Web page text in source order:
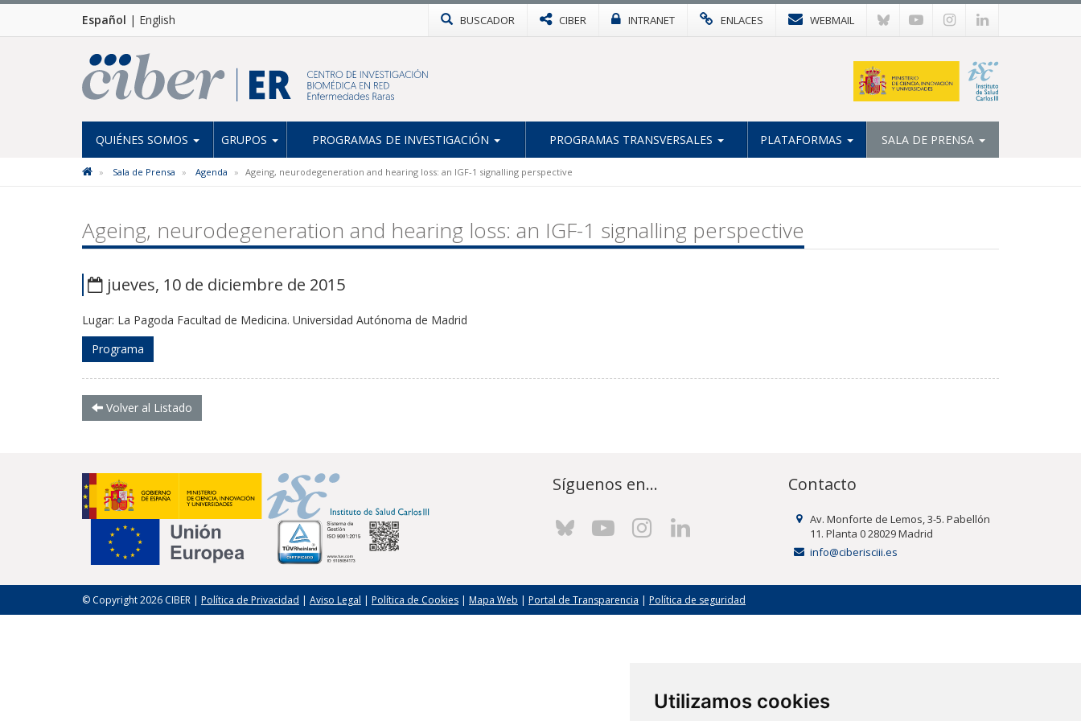
Utilizamos cookies
Español | English BUSCADOR CIBER INTRANET ENLACES WEBMAIL
QUIÉNES SOMOS GRUPOS PROGRAMAS DE INVESTIGACIÓN PROGRAMAS TRANSVERSALES PLATAFORMAS SALA DE PRENSA
Sala de Prensa Agenda Ageing, neurodegeneration and hearing loss: an IGF-1 signalling perspective
Ageing, neurodegeneration and hearing loss: an IGF-1 signalling perspective
jueves, 10 de diciembre de 2015
Lugar: La Pagoda Facultad de Medicina. Universidad Autónoma de Madrid
Programa
Volver al Listado
Síguenos en... Contacto
Av. Monforte de Lemos, 3-5. Pabellón
11. Planta 0 28029 Madrid
info@ciberisciii.es
© Copyright 2026 CIBER | Política de Privacidad | Aviso Legal | Política de Cookies | Mapa Web | Portal de Transparencia | Política de seguridad